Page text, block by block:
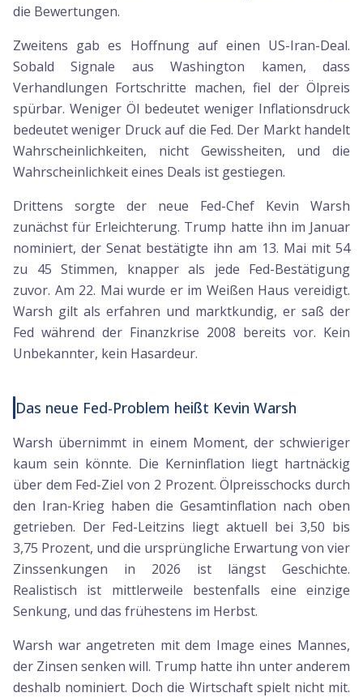
die Bewertungen.
Zweitens gab es Hoffnung auf einen US-Iran-Deal.
Sobald Signale aus Washington kamen, dass
Verhandlungen Fortschritte machen, fiel der Ölpreis
spürbar. Weniger Öl bedeutet weniger Inflationsdruck
bedeutet weniger Druck auf die Fed. Der Markt handelt
Wahrscheinlichkeiten, nicht Gewissheiten, und die
Wahrscheinlichkeit eines Deals ist gestiegen.
Drittens sorgte der neue Fed-Chef Kevin Warsh
zunächst für Erleichterung. Trump hatte ihn im Januar
nominiert, der Senat bestätigte ihn am 13. Mai mit 54
zu 45 Stimmen, knapper als jede Fed-Bestätigung
zuvor. Am 22. Mai wurde er im Weißen Haus vereidigt.
Warsh gilt als erfahren und marktkundig, er saß der
Fed während der Finanzkrise 2008 bereits vor. Kein
Unbekannter, kein Hasardeur.
Das neue Fed-Problem heißt Kevin Warsh
Warsh übernimmt in einem Moment, der schwieriger
kaum sein könnte. Die Kerninflation liegt hartnäckig
über dem Fed-Ziel von 2 Prozent. Ölpreisschocks durch
den Iran-Krieg haben die Gesamtinflation nach oben
getrieben. Der Fed-Leitzins liegt aktuell bei 3,50 bis
3,75 Prozent, und die ursprüngliche Erwartung von vier
Zinssenkungen in 2026 ist längst Geschichte.
Realistisch ist mittlerweile bestenfalls eine einzige
Senkung, und das frühestens im Herbst.
Warsh war angetreten mit dem Image eines Mannes,
der Zinsen senken will. Trump hatte ihn unter anderem
deshalb nominiert. Doch die Wirtschaft spielt nicht mit.